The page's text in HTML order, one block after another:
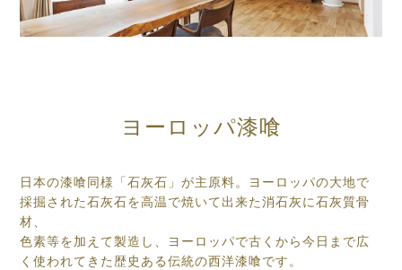
ヨーロッパ漆喰
日本の漆喰同様「石灰石」が主原料。ヨーロッパの大地で
採掘された石灰石を高温で焼いて出来た消石灰に石灰質骨
材、
色素等を加えて製造し、ヨーロッパで古くから今日まで広
く使われてきた歴史ある伝統の西洋漆喰です。